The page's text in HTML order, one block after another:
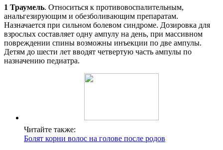
1 Траумель. Относиться к противовоспалительным,
анальгезирующим и обезболивающим препаратам.
Назначается при сильном болевом синдроме. Дозировка для
взрослых составляет одну ампулу на день, при массивном
повреждении спины возможны инъекции по две ампулы.
Детям до шести лет вводят четвертую часть ампулы по
назначению педиатра.
Читайте также:
Болят корни волос на голове после родов